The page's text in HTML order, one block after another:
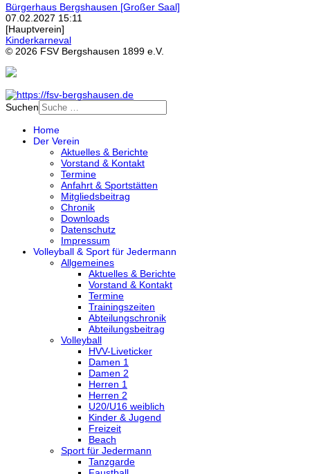
Bürgerhaus Bergshausen [Großer Saal]
07.02.2027 15:11
[Hauptverein]
Kinderkarneval
© 2026 FSV Bergshausen 1899 e.V.
Suchen
Home
Der Verein
Aktuelles & Berichte
Vorstand & Kontakt
Termine
Anfahrt & Sportstätten
Mitgliedsbeitrag
Chronik
Downloads
Datenschutz
Impressum
Volleyball & Sport für Jedermann
Allgemeines
Aktuelles & Berichte
Vorstand & Kontakt
Termine
Trainingszeiten
Abteilungschronik
Abteilungsbeitrag
Volleyball
HVV-Liveticker
Damen 1
Damen 2
Herren 1
Herren 2
U20/U16 weiblich
Kinder & Jugend
Freizeit
Beach
Sport für Jedermann
Tanzgarde